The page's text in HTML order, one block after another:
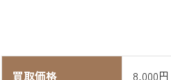
買取価格 8,000円